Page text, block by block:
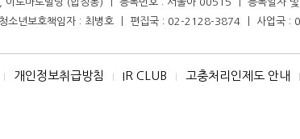
청소년보호책임자 : 최병호 ㅣ 편집국 : 02-2128-3874 ㅣ 사업국
I 개인정보취급방침 I IR CLUB I 고충처리인제도 안내 I